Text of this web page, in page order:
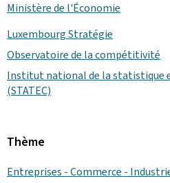
Ministère de l'Économie
Luxembourg Stratégie
Observatoire de la compétitivité
Institut national de la statistique
(STATEC)
Thème
Entreprises - Commerce -